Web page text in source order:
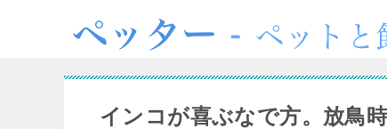
インコが喜ぶなで方。放鳥